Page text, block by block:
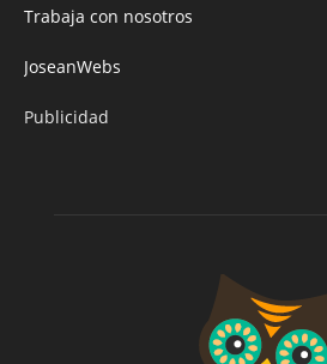
Trabaja con nosotros
JoseanWebs
Publicidad